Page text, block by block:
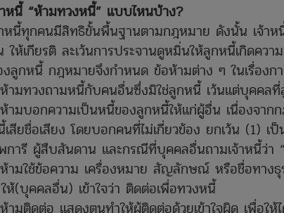
าหนี้ “ห้ามทวงหนี้” แบบไหนบ้าง?
หนี้ทุกคนมีสิทธิขั้นพื้นฐานตามกฎหมาย ดังนั้น เจ้าห
ให้เกียรติ ละเว้นการประจานดูหมิ่นให้ลูกหนี้เกิดควา
งลูกหนี้ กฎหมายจึงกำหนด ข้อห้ามต่าง ๆ ในเรื่องกา
ามทวงถามหนี้กับคนอื่นซึ่งมิใช่ลูกหนี้ เว้นแต่บุคคลที่
ามบอกความเป็นหนี้ของลูกหนี้ให้แก่ผู้อื่น เนื่องจากก
สียชื่อเสียง โดยบอกคนที่ไม่เกี่ยวข้อง ยกเว้น (1) เ
ารี ผู้สืบสันดาน และกรณีที่บุคคลอื่นถามเจ้าหนี้ว่า “
ามใช้ข้อความ เครื่องหมาย สัญลักษณ์ หรือชื่อทางธุ
ห้(บุคคลอื่น) เข้าใจว่า ติดต่อเพื่อทวงหนี้